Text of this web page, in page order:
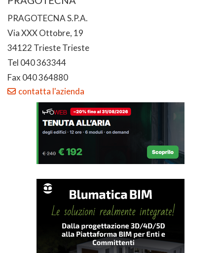
PRAGOTECNA S.P.A.
Via XXX Ottobre, 19
34122 Trieste Trieste
Tel 040 363344
Fax 040 364880
contatta l'azienda